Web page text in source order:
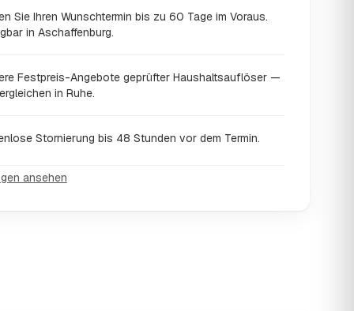
Sie Ihren Wunschtermin bis zu 60 Tage im Voraus.
in Aschaffenburg.
Festpreis-Angebote geprüfter Haushaltsauflöser —
in Ruhe.
Stornierung bis 48 Stunden vor dem Termin.
ansehen